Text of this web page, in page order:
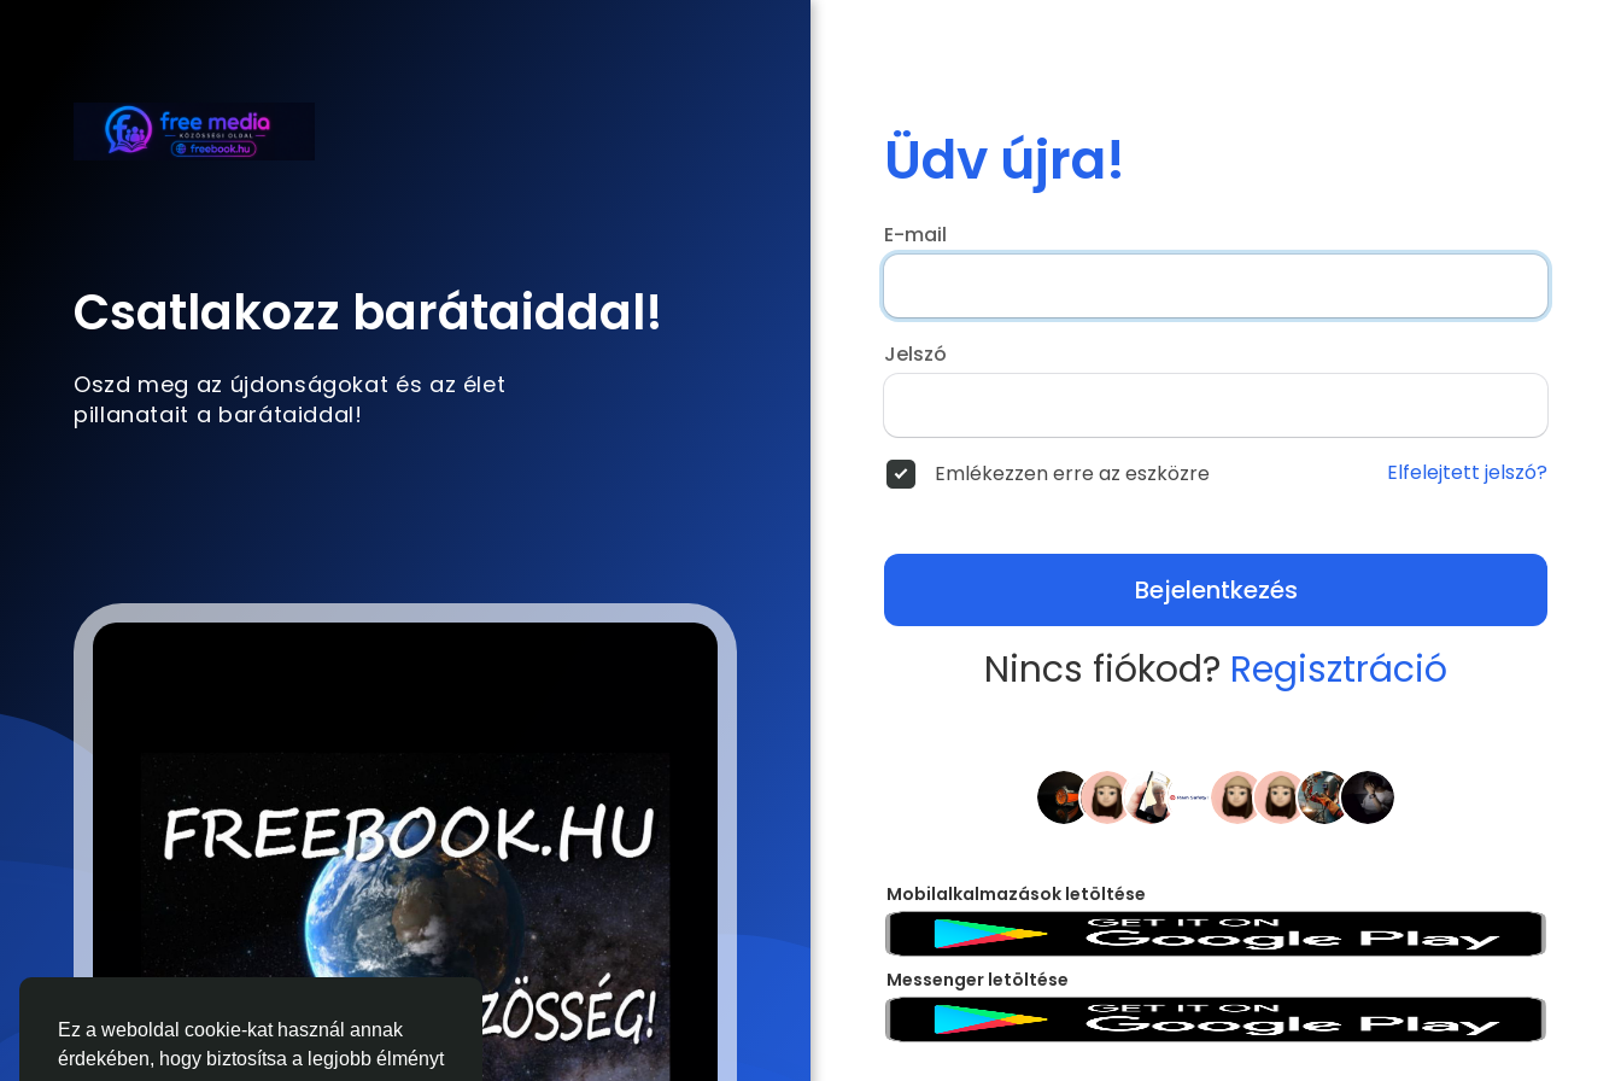
Ez a weboldal cookie-kat használ annak
érdekében, hogy biztosítsa a legjobb élményt
Csatlakozz barátaiddal!
Oszd meg az újdonságokat és az élet
pillanatait a barátaiddal!
Üdv újra!
E-mail
Jelszó
Emlékezzen erre az eszközre Elfelejtett jelszó?
Bejelentkezés
Nincs fiókod? Regisztráció
Mobilalkalmazások letöltése
Messenger letöltése